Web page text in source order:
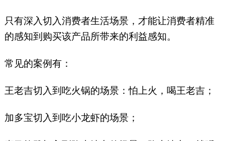
只有深入切入消费者生活场景，才能让消费者精准
的感知到购买该产品所带来的利益感知。
常见的案例有：
王老吉切入到吃火锅的场景：怕上火，喝王老吉；
加多宝切入到吃小龙虾的场景；